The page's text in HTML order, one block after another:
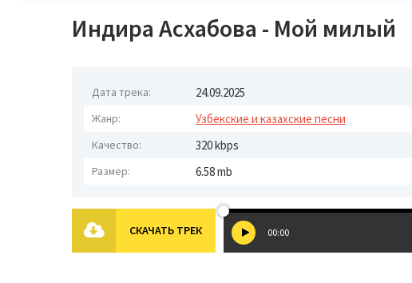
Индира Асхабова - Мой милый
Дата трека: 24.09.2025
Жанр: Узбекские и казахские песни
Качество: 320 kbps
Размер: 6.58 mb
СКАЧАТЬ ТРЕК 00:00